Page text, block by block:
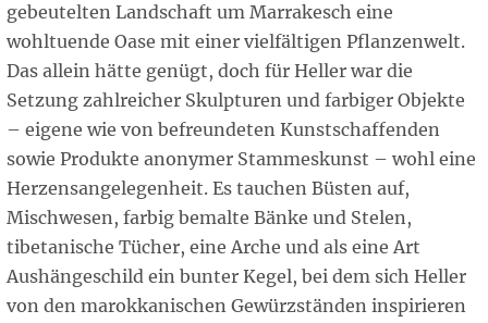
gebeutelten Landschaft um Marrakesch eine
wohltuende Oase mit einer vielfältigen Pflanzenwelt.
Das allein hätte genügt, doch für Heller war die
Setzung zahlreicher Skulpturen und farbiger Objekte
– eigene wie von befreundeten Kunstschaffenden
sowie Produkte anonymer Stammeskunst – wohl eine
Herzensangelegenheit. Es tauchen Büsten auf,
Mischwesen, farbig bemalte Bänke und Stelen,
tibetanische Tücher, eine Arche und als eine Art
Aushängeschild ein bunter Kegel, bei dem sich Heller
von den marokkanischen Gewürzständen inspirieren